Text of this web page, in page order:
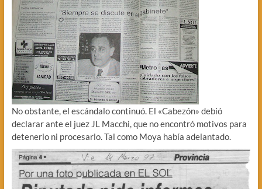
No obstante, el escándalo continuó. El «Cabezón» debió
declarar ante el juez JL Macchi, que no encontró motivos para
detenerlo ni procesarlo. Tal como Moya había adelantado.